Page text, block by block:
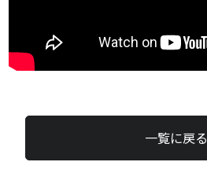
一覧に戻る